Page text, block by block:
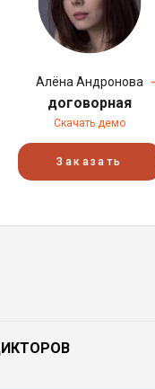
Алёна Андронова
договорная
Скачать демо
Заказать